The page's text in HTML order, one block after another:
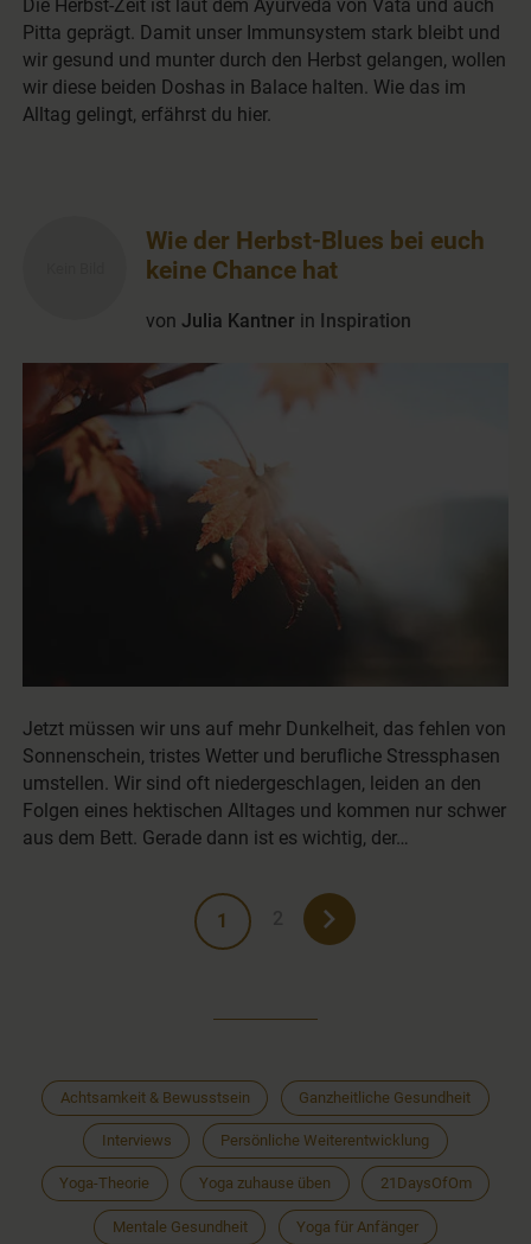
Die Herbst-Zeit ist laut dem Ayurveda von Vata und auch
Pitta geprägt. Damit unser Immunsystem stark bleibt und
wir gesund und munter durch den Herbst gelangen, wollen
wir diese beiden Doshas in Balace halten. Wie das im
Alltag gelingt, erfährst du hier.
Jetzt müssen wir uns auf mehr Dunkelheit, das fehlen von
Sonnenschein, tristes Wetter und berufliche Stressphasen
umstellen. Wir sind oft niedergeschlagen, leiden an den
Folgen eines hektischen Alltages und kommen nur schwer
aus dem Bett. Gerade dann ist es wichtig, der…
Wie der Herbst-Blues bei euch
keine Chance hat
vonJulia Kantner in Inspiration
1
Achtsamkeit & Bewusstsein Ganzheitliche Gesundheit
Interviews Persönliche Weiterentwicklung
Yoga-Theorie Yoga zuhause üben 21DaysOfOm
Mentale Gesundheit Yoga für Anfänger